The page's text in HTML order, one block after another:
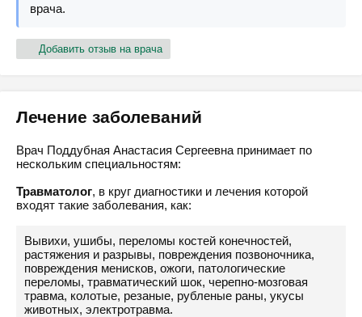
врача.
Добавить отзыв на врача
Лечение заболеваний
Врач Поддубная Анастасия Сергеевна принимает по
нескольким специальностям:
Травматолог, в круг диагностики и лечения которой
входят такие заболевания, как:
Вывихи, ушибы, переломы костей конечностей,
растяжения и разрывы, повреждения позвоночника,
повреждения менисков, ожоги, патологические
переломы, травматический шок, черепно-мозговая
травма, колотые, резаные, рубленые раны, укусы
животных, электротравма.